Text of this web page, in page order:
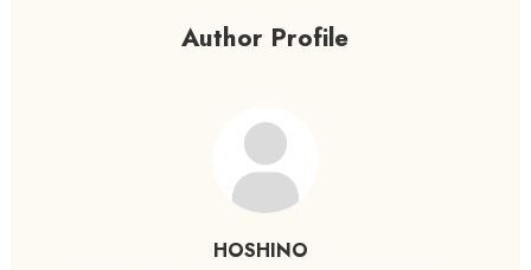
Author Profile
HOSHINO